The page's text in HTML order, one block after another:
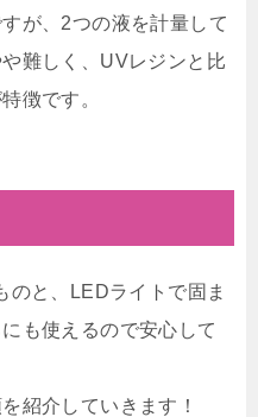
が、2つの液を計量して
難しく、UVレジンと比
徴です。
のと、LEDライトで固ま
も使えるので安心して
紹介していきます！